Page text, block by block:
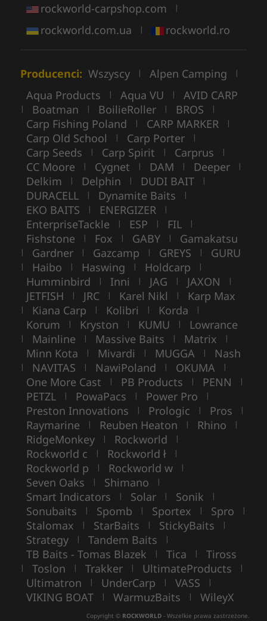
rockworld-carpshop.com |
rockworld.com.ua | rockworld.ro
Producenci: Wszyscy | Alpen Camping |
Aqua Products | Aqua VU | AVID CARP
| Boatman | BoilieRoller | BROS |
Carp Fishing Poland | CARP MARKER |
Carp Old School | Carp Porter |
Carp Seeds | Carp Spirit | Carprus |
CC Moore | Cygnet | DAM | Deeper |
Delkim | Delphin | DUDI BAIT |
DURACELL | Dynamite Baits |
EKO BAITS | ENERGIZER |
EnterpriseTackle | ESP | FIL |
Fishstone | Fox | GABY | Gamakatsu
| Gardner | Gazcamp | GREYS | GURU
| Haibo | Haswing | Holdcarp |
Humminbird | Inni | JAG | JAXON |
JETFISH | JRC | Karel Nikl | Karp Max
| Kiana Carp | Kolibri | Korda |
Korum | Kryston | KUMU | Lowrance
| Mainline | Massive Baits | Matrix |
Minn Kota | Mivardi | MUGGA | Nash
| NAVITAS | NawiPoland | OKUMA |
One More Cast | PB Products | PENN |
PETZL | PowaPacs | Power Pro |
Preston Innovations | Prologic | Pros |
Raymarine | Reuben Heaton | Rhino |
RidgeMonkey | Rockworld |
Rockworld c | Rockworld ł |
Rockworld p | Rockworld w |
Seven Oaks | Shimano |
Smart Indicators | Solar | Sonik |
Sonubaits | Spomb | Sportex | Spro |
Stalomax | StarBaits | StickyBaits |
Strategy | Tandem Baits |
TB Baits - Tomas Blazek | Tica | Tiross
| Toslon | Trakker | UltimateProducts |
Ultimatron | UnderCarp | VASS |
VIKING BOAT | WarmuzBaits | WileyX
Copyright © ROCKWORLD - Wszelkie prawa zastrzeżone.